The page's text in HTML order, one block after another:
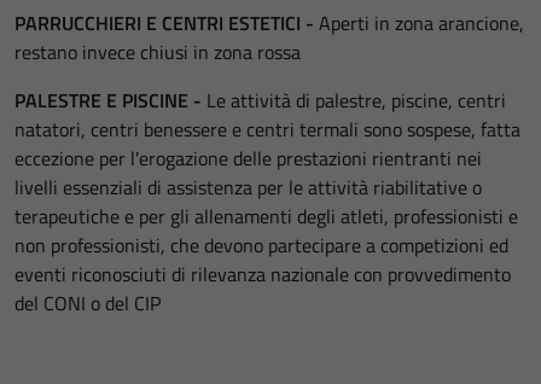
PARRUCCHIERI E CENTRI ESTETICI - Aperti in zona arancione,
restano invece chiusi in zona rossa
PALESTRE E PISCINE - Le attività di palestre, piscine, centri
natatori, centri benessere e centri termali sono sospese, fatta
eccezione per l'erogazione delle prestazioni rientranti nei
livelli essenziali di assistenza per le attività riabilitative o
terapeutiche e per gli allenamenti degli atleti, professionisti e
non professionisti, che devono partecipare a competizioni ed
eventi riconosciuti di rilevanza nazionale con provvedimento
del CONI o del CIP